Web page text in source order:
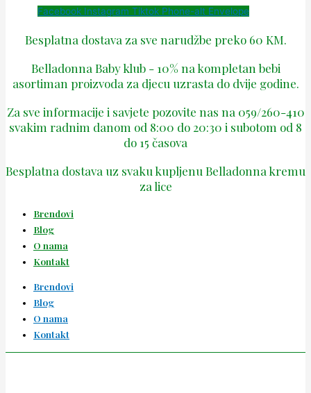
Facebook Instagram Tiktok Phone-alt Envelope
Besplatna dostava za sve narudžbe preko 60 KM.
Belladonna Baby klub - 10% na kompletan bebi
asortiman proizvoda za djecu uzrasta do dvije godine.
Za sve informacije i savjete pozovite nas na 059/260-410
svakim radnim danom od 8:00 do 20:30 i subotom od 8
do 15 časova
Besplatna dostava uz svaku kupljenu Belladonna kremu
za lice
Brendovi
Blog
O nama
Kontakt
Brendovi
Blog
O nama
Kontakt